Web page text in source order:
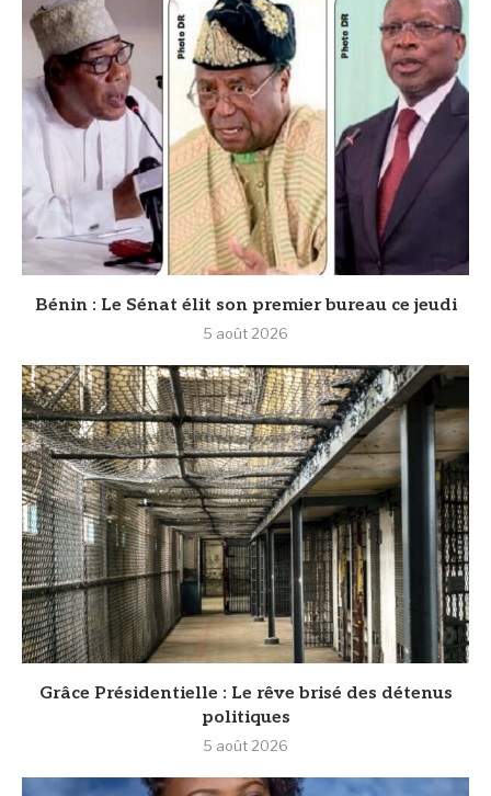
Bénin : Le Sénat élit son premier bureau ce jeudi
5 août 2026
Grâce Présidentielle : Le rêve brisé des détenus
politiques
5 août 2026